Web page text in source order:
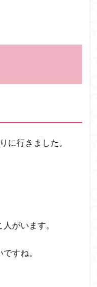
に行きました。
がいます。
すね。